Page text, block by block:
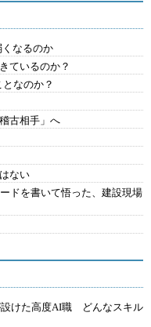
なるのか
ているのか？
なのか？
古相手」へ
ない
ドを書いて悟った、建設現場
けた高度AI職 どんなスキル